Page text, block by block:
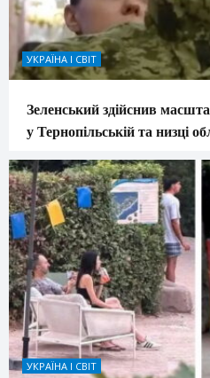
УКРАЇНА І СВІТ
Зеленський здійснив
у Тернопільській та низці
УКРАЇНА І СВІТ